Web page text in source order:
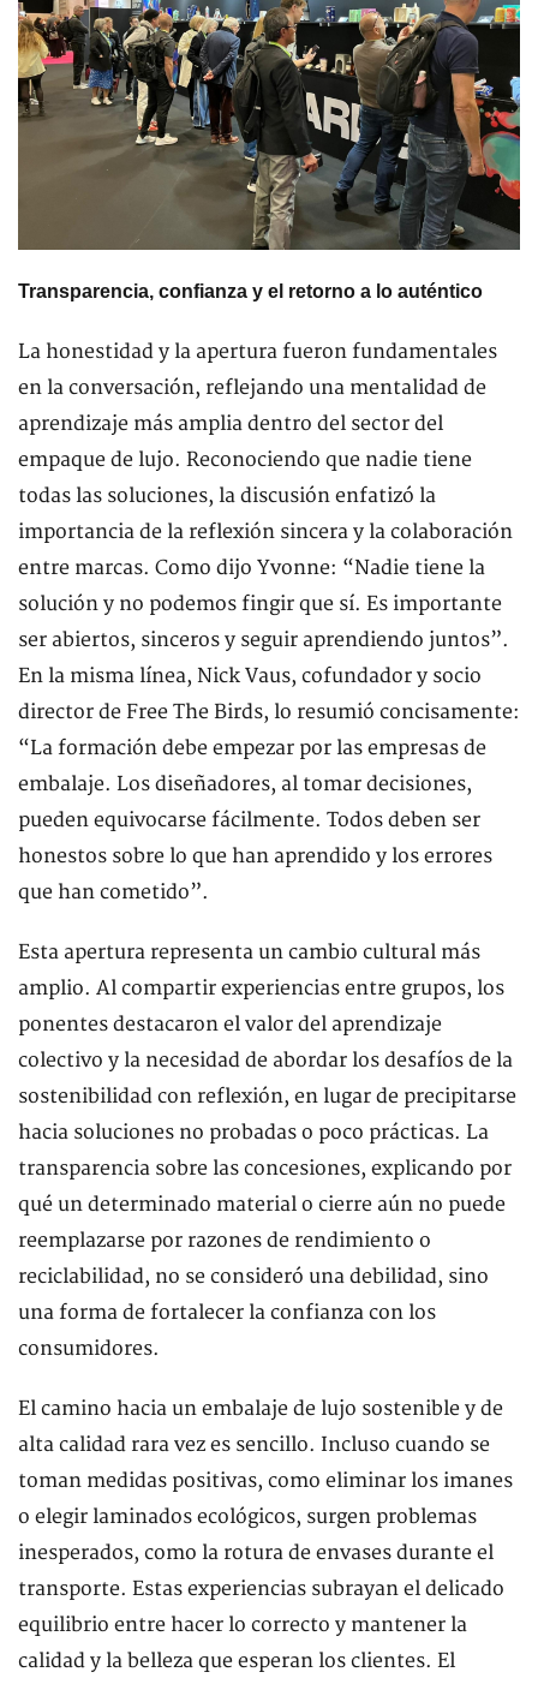
Transparencia, confianza y el retorno a lo auténtico
La honestidad y la apertura fueron fundamentales
en la conversación, reflejando una mentalidad de
aprendizaje más amplia dentro del sector del
empaque de lujo. Reconociendo que nadie tiene
todas las soluciones, la discusión enfatizó la
importancia de la reflexión sincera y la colaboración
entre marcas. Como dijo Yvonne: “Nadie tiene la
solución y no podemos fingir que sí. Es importante
ser abiertos, sinceros y seguir aprendiendo juntos”.
En la misma línea, Nick Vaus, cofundador y socio
director de Free The Birds, lo resumió concisamente:
“La formación debe empezar por las empresas de
embalaje. Los diseñadores, al tomar decisiones,
pueden equivocarse fácilmente. Todos deben ser
honestos sobre lo que han aprendido y los errores
que han cometido”.
Esta apertura representa un cambio cultural más
amplio. Al compartir experiencias entre grupos, los
ponentes destacaron el valor del aprendizaje
colectivo y la necesidad de abordar los desafíos de la
sostenibilidad con reflexión, en lugar de precipitarse
hacia soluciones no probadas o poco prácticas. La
transparencia sobre las concesiones, explicando por
qué un determinado material o cierre aún no puede
reemplazarse por razones de rendimiento o
reciclabilidad, no se consideró una debilidad, sino
una forma de fortalecer la confianza con los
consumidores.
El camino hacia un embalaje de lujo sostenible y de
alta calidad rara vez es sencillo. Incluso cuando se
toman medidas positivas, como eliminar los imanes
o elegir laminados ecológicos, surgen problemas
inesperados, como la rotura de envases durante el
transporte. Estas experiencias subrayan el delicado
equilibrio entre hacer lo correcto y mantener la
calidad y la belleza que esperan los clientes. El